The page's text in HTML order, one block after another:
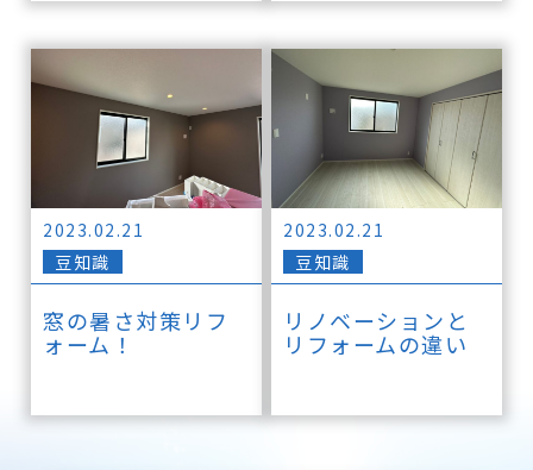
2023.02.21
豆知識
窓の暑さ対策リフ
ォーム！
2023.02.21
豆知識
リノベーションと
リフォームの違い